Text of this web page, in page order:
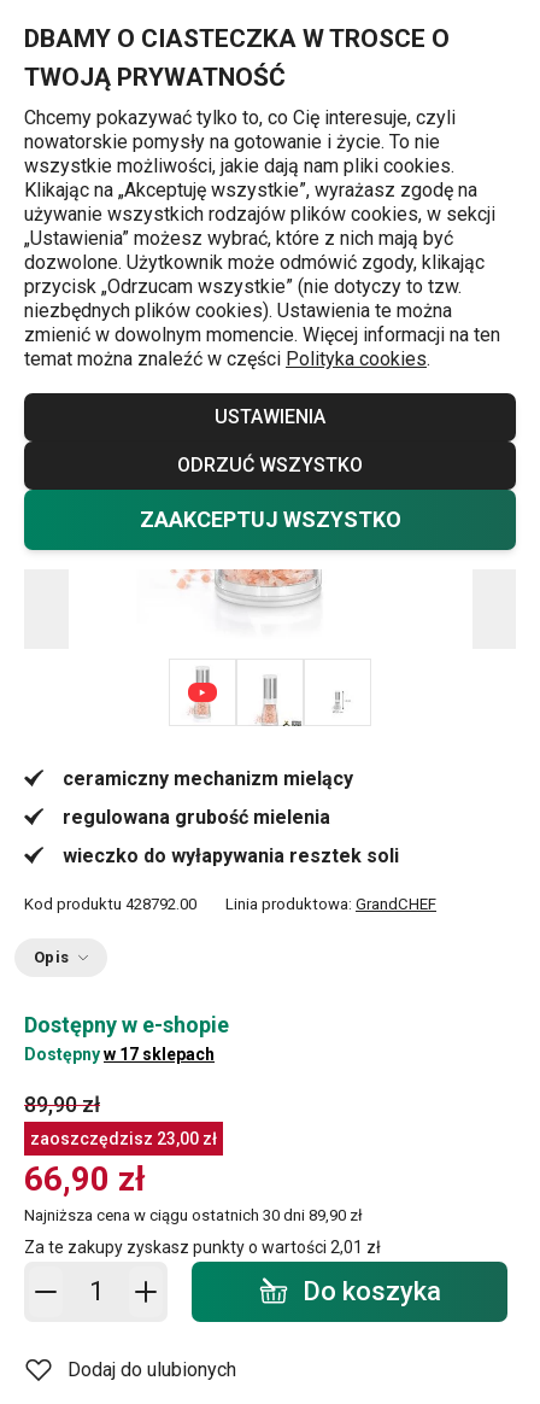
DBAMY O CIASTECZKA W TROSCE O
TWOJĄ PRYWATNOŚĆ
Chcemy pokazywać tylko to, co Cię interesuje, czyli
nowatorskie pomysły na gotowanie i życie. To nie
wszystkie możliwości, jakie dają nam pliki cookies.
Klikając na „Akceptuję wszystkie”, wyrażasz zgodę na
używanie wszystkich rodzajów plików cookies, w sekcji
„Ustawienia” możesz wybrać, które z nich mają być
dozwolone. Użytkownik może odmówić zgody, klikając
przycisk „Odrzucam wszystkie” (nie dotyczy to tzw.
niezbędnych plików cookies). Ustawienia te można
zmienić w dowolnym momencie. Więcej informacji na ten
temat można znaleźć w części Polityka cookies.
USTAWIENIA
ODRZUĆ WSZYSTKO
ZAAKCEPTUJ WSZYSTKO
Młynki do przypraw
Młynek do soli GrandCHEF
-25 %
ceramiczny mechanizm mielący
regulowana grubość mielenia
wieczko do wyłapywania resztek soli
Kod produktu 428792.00 Linia produktowa: GrandCHEF
Opis
Dostępny w e-shopie
Dostępnyw 17 sklepach
89,90 zł
zaoszczędzisz 23,00 zł
66,90 zł
Najniższa cena w ciągu ostatnich 30 dni 89,90 zł
Za te zakupy zyskasz punkty o wartości 2,01 zł
Dodaj do koszyka - ilość Do koszyka
Dodaj do ulubionych